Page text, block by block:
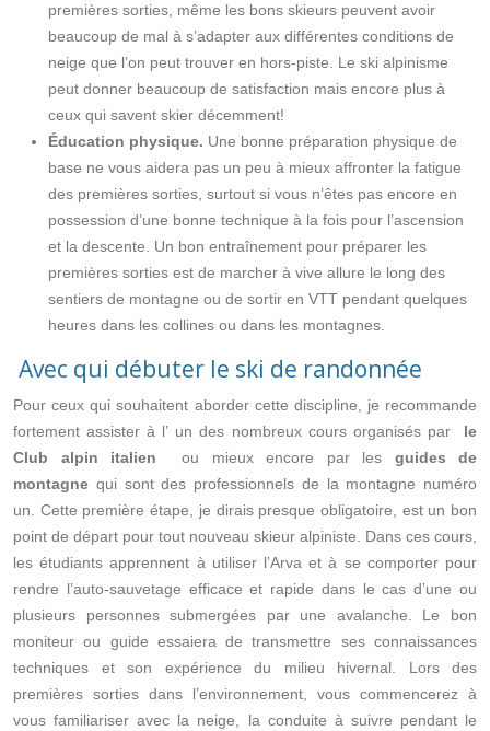
premières sorties, même les bons skieurs peuvent avoir
beaucoup de mal à s’adapter aux différentes conditions de
neige que l’on peut trouver en hors-piste. Le ski alpinisme
peut donner beaucoup de satisfaction mais encore plus à
ceux qui savent skier décemment!
Éducation physique. Une bonne préparation physique de
base ne vous aidera pas un peu à mieux affronter la fatigue
des premières sorties, surtout si vous n’êtes pas encore en
possession d’une bonne technique à la fois pour l’ascension
et la descente. Un bon entraînement pour préparer les
premières sorties est de marcher à vive allure le long des
sentiers de montagne ou de sortir en VTT pendant quelques
heures dans les collines ou dans les montagnes.
Avec qui débuter le ski de randonnée
Pour ceux qui souhaitent aborder cette discipline, je recommande
fortement assister à l’ un des nombreux cours organisés par le
Club alpin italien ou mieux encore par les guides de
montagne qui sont des professionnels de la montagne numéro
un. Cette première étape, je dirais presque obligatoire, est un bon
point de départ pour tout nouveau skieur alpiniste. Dans ces cours,
les étudiants apprennent à utiliser l’Arva et à se comporter pour
rendre l’auto-sauvetage efficace et rapide dans le cas d’une ou
plusieurs personnes submergées par une avalanche. Le bon
moniteur ou guide essaiera de transmettre ses connaissances
techniques et son expérience du milieu hivernal. Lors des
premières sorties dans l’environnement, vous commencerez à
vous familiariser avec la neige, la conduite à suivre pendant le